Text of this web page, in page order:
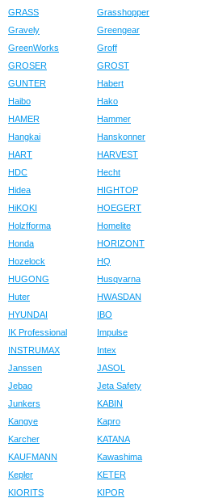
GRASS
Grasshopper
Gravely
Greengear
GreenWorks
Groff
GROSER
GROST
GUNTER
Habert
Haibo
Hako
HAMER
Hammer
Hangkai
Hanskonner
HART
HARVEST
HDC
Hecht
Hidea
HIGHTOP
HiKOKI
HOEGERT
Holzfforma
Homelite
Honda
HORIZONT
Hozelock
HQ
HUGONG
Husqvarna
Huter
HWASDAN
HYUNDAI
IBO
IK Professional
Impulse
INSTRUMAX
Intex
Janssen
JASOL
Jebao
Jeta Safety
Junkers
KABIN
Kangye
Kapro
Karcher
KATANA
KAUFMANN
Kawashima
Kepler
KETER
KIORITS
KIPOR